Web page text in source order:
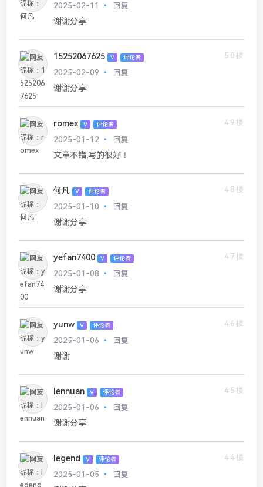
2025-02-11
回复
谢谢分享
15252067625 V 评论者
50楼
2025-02-09
回复
谢谢分享
romex V 评论者
49楼
2025-01-12
回复
文章不错,写的很好！
何凡 V 评论者
48楼
2025-01-10
回复
谢谢分享
yefan7400 V 评论者
47楼
2025-01-08
回复
谢谢分享
yunw V 评论者
46楼
2025-01-06
回复
谢谢
lennuan V 评论者
45楼
2025-01-06
回复
谢谢分享
legend V 评论者
44楼
2025-01-05
回复